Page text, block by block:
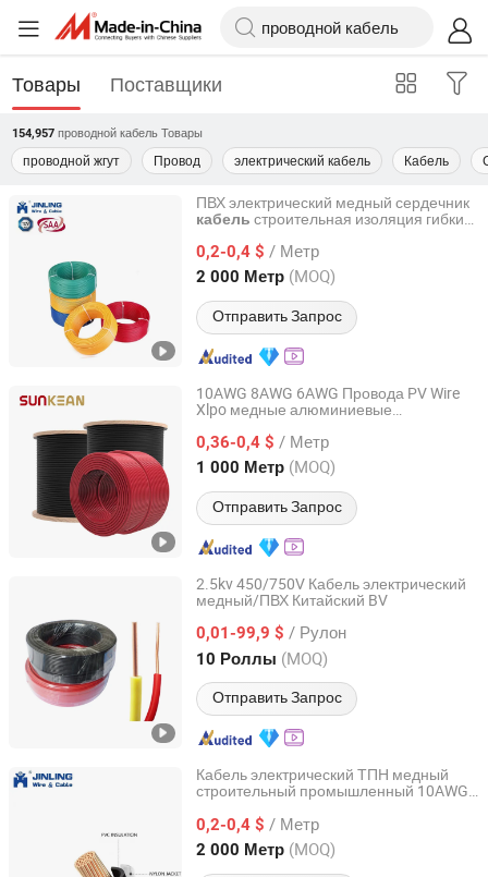
Товары Поставщики
154,957 проводной кабель Товары
проводной жгут Провод электрический кабель Кабель
ПВХ электрический медный сердечник
кабель строительная изоляция гибкий
0,2-0,4 $ / Метр
2 000 Метр (MOQ)
Отправить Запрос
Jiangsu Jinling Cable Co., Ltd.
Jiangsu, China с 2017
10AWG 8AWG 6AWG Провода PV Wire
Xlpo медные алюминиевые
системы солнечной энергии
0,36-0,4 $ / Метр
1 000 Метр (MOQ)
Отправить Запрос
Sunkean Cable Co., Ltd.
Jiangsu, China с 2024
2.5kv 450/750V Кабель электрический
медный/ПВХ Китайский BV
0,01-99,9 $ / Рулон
10 Роллы (MOQ)
Отправить Запрос
Shanghai Shenghua Cable Co., Ltd.
Shanghai, China с 2023
Кабель электрический ТПН медный
строительный промышленный 10AWG
0,2-0,4 $ / Метр
2 000 Метр (MOQ)
Jiangsu Jinling Cable Co., Ltd.
Jiangsu, China с 2017